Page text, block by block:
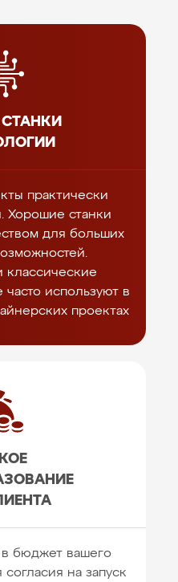
практически
Хорошие станки
для больших
используют в
проектах
в бюджет вашего
на запуск